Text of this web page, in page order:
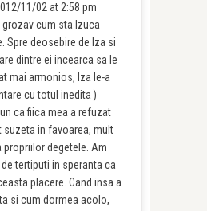
11/02 at 2:58 pm
cum sta Izuca
Spre deosebire de Iza si
dintre ei incearca sa le
mai armonios, Iza le-a
cu totul inedita )
ca fiica mea a refuzat
suzeta in favoarea, mult
degetele. Am
tertiputi in speranta ca
placere. Cand insa a
si cum dormea acolo,